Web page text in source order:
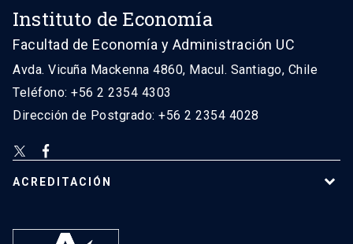
Instituto de Economía
Facultad de Economía y Administración UC
Avda. Vicuña Mackenna 4860, Macul. Santiago, Chile
Teléfono: +56 2 2354 4303
Dirección de Postgrado: +56 2 2354 4028
ACREDITACIÓN